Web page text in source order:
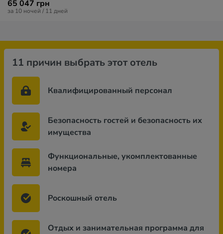
65 047 грн
за 10 ночей / 11 дней
11 причин выбрать этот отель
Квалифицированный персонал
Безопасность гостей и безопасность их
имущества
Функциональные, укомплектованные
номера
Роскошный отель
Отдых и занимательная программа для